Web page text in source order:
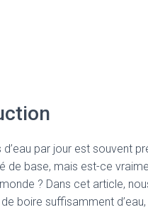
d’eau par jour est souvent
de base, mais est-ce
? Dans cet article,
boire suffisamment